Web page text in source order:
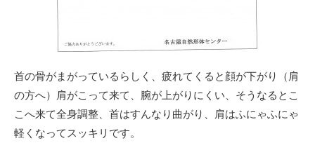
首の骨がまがっているらしく、疲れてくると顔が下がり（肩
の方へ）肩がこって来て、腕が上がりにくい、そうなるとこ
こへ来て全身調整、首はすんなり曲がり、肩はふにゃふにゃ
軽くなってスッキリです。